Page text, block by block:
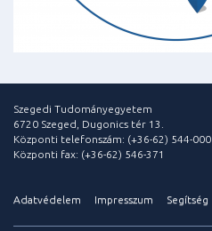
Szegedi Tudományegyetem
6720 Szeged, Dugonics tér 13.
Központi telefonszám: (+36-62) 544-000
Központi fax: (+36-62) 546-371
Adatvédelem Impresszum Segítség